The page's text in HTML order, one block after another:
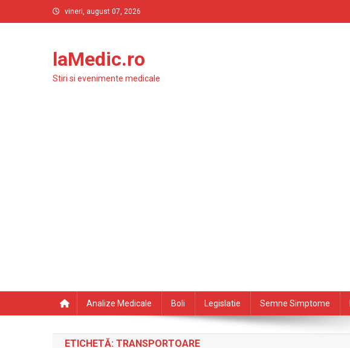
to
vineri, august 07, 2026
laMedic.ro
Stiri si evenimente medicale
Analize Medicale Boli Legislatie Semne Simptome
ETICHETĂ: TRANSPORTOARE